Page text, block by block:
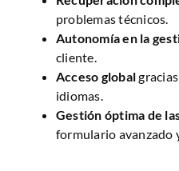
problemas técnicos.
Autonomía en la
cliente.
Acceso global
idiomas.
Gestión óptima de
formulario avanzado